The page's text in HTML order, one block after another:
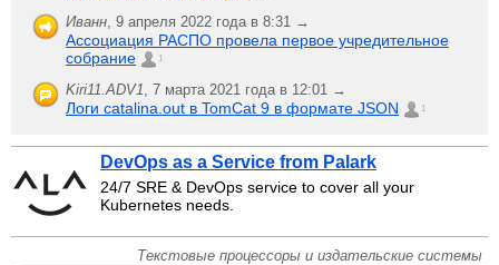
Иванн, 9 апреля 2022 года в 8:31 →
Ассоциация РАСПО провела первое учредительное
собрание
1
Kiri11.ADV1, 7 марта 2021 года в 12:01 →
Логи catalina.out в TomCat 9 в формате JSON 1
DevOps as a Service from Palark
24/7 SRE & DevOps service to cover all your
Kubernetes needs.
Текстовые процессоры и издательские системы